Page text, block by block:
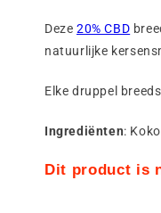
Deze 20% CBD
natuurlijke
Elke druppel
Ingrediënten:
Dit product is